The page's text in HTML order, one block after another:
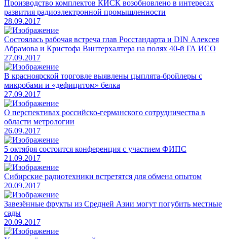
Производство комплектов КИСК возобновлено в интересах
развития радиоэлектронной промышленности
28.09.2017
Состоялась рабочая встреча глав Росстандарта и DIN Алексея
Абрамова и Кристофа Винтерхалтера на полях 40-й ГА ИСО
27.09.2017
В красноярской торговле выявлены цыплята-бройлеры с
микробами и «дефицитом» белка
27.09.2017
О перспективах российско-германского сотрудничества в
области метрологии
26.09.2017
5 октября состоится конференция с участием ФИПС
21.09.2017
Сибирские радиотехники встретятся для обмена опытом
20.09.2017
Завезённые фрукты из Средней Азии могут погубить местные
сады
20.09.2017